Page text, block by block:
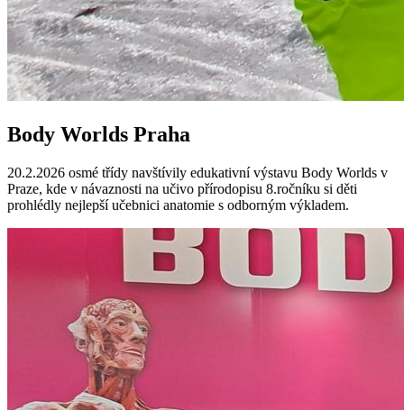
Body Worlds Praha
20.2.2026 osmé třídy navštívily edukativní výstavu Body Worlds v
Praze, kde v návaznosti na učivo přírodopisu 8.ročníku si děti
prohlédly nejlepší učebnici anatomie s odborným výkladem.